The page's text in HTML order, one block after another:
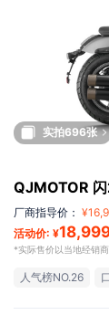
实拍696张
QJMOTOR
厂商指导价： ¥
活动价: ¥
*实际售价以当地经销
人气榜NO.26